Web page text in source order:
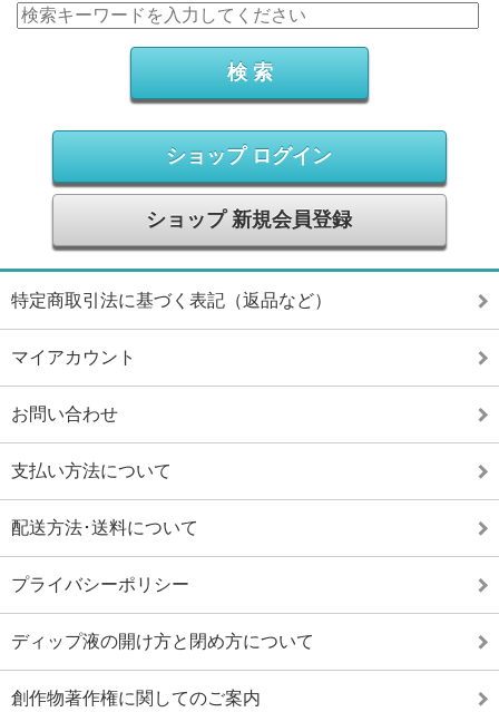
ショップ ログイン
ショップ 新規会員登録
特定商取引法に基づく表記（返品など）
マイアカウント
お問い合わせ
支払い方法について
配送方法･送料について
プライバシーポリシー
ディップ液の開け方と閉め方について
創作物著作権に関してのご案内